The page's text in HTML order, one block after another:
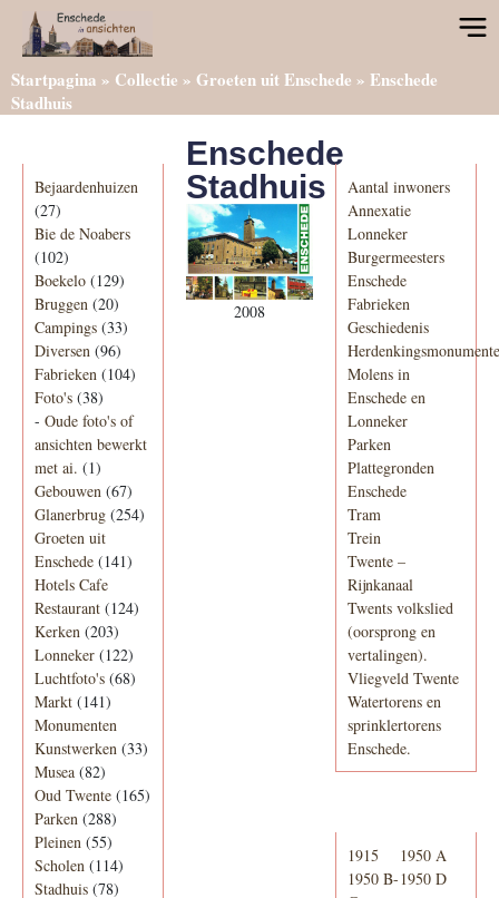
Startpagina » Collectie » Groeten uit Enschede » Enschede
Stadhuis
Bejaardenhuizen
(27)
Bie de Noabers
(102)
Boekelo (129)
Bruggen (20)
Campings (33)
Diversen (96)
Fabrieken (104)
Foto's (38)
- Oude foto's of
ansichten bewerkt
met ai. (1)
Gebouwen (67)
Glanerbrug (254)
Groeten uit
Enschede (141)
Hotels Cafe
Restaurant (124)
Kerken (203)
Lonneker (122)
Luchtfoto's (68)
Markt (141)
Monumenten
Kunstwerken (33)
Musea (82)
Oud Twente (165)
Parken (288)
Pleinen (55)
Scholen (114)
Stadhuis (78)
Enschede
Stadhuis
2008
Aantal inwoners
Annexatie
Lonneker
Burgermeesters
Enschede
Fabrieken
Geschiedenis
Molens in
Enschede en
Lonneker
Parken
Plattegronden
Enschede
Tram
Trein
Twente –
Rijnkanaal
Twents volkslied
(oorsprong en
vertalingen).
Vliegveld Twente
Watertorens en
sprinklertorens
Enschede.
1915
1950 A
1950 B- 1950 D